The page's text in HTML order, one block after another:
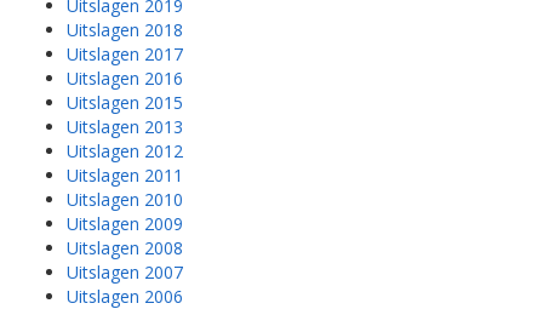
Uitslagen 2019
Uitslagen 2018
Uitslagen 2017
Uitslagen 2016
Uitslagen 2015
Uitslagen 2013
Uitslagen 2012
Uitslagen 2011
Uitslagen 2010
Uitslagen 2009
Uitslagen 2008
Uitslagen 2007
Uitslagen 2006